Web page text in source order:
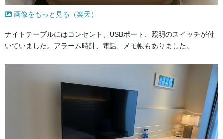
画像をもっと見る（楽天）
ナイトテーブルにはコンセント、USBポート、照明のスイッチが付
いていました。アラーム時計、電話、メモ帳もありました。